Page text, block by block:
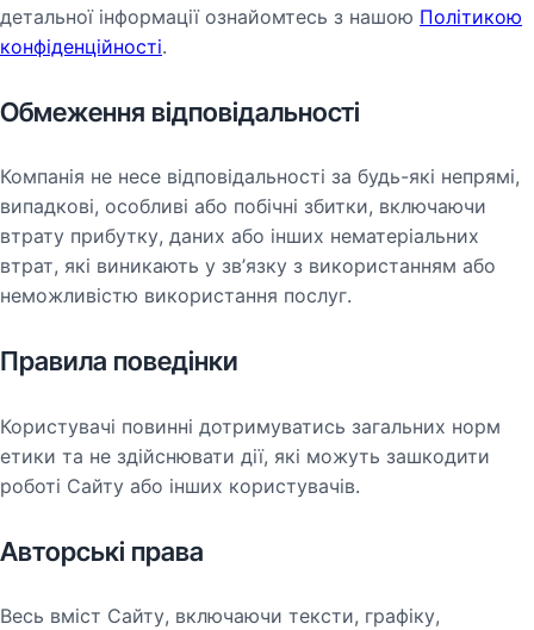
детальної інформації ознайомтесь з нашою Політикою
конфіденційності.
Обмеження відповідальності
Компанія не несе відповідальності за будь-які непрямі,
випадкові, особливі або побічні збитки, включаючи
втрату прибутку, даних або інших нематеріальних
втрат, які виникають у зв’язку з використанням або
неможливістю використання послуг.
Правила поведінки
Користувачі повинні дотримуватись загальних норм
етики та не здійснювати дії, які можуть зашкодити
роботі Сайту або інших користувачів.
Авторські права
Весь вміст Сайту, включаючи тексти, графіку,